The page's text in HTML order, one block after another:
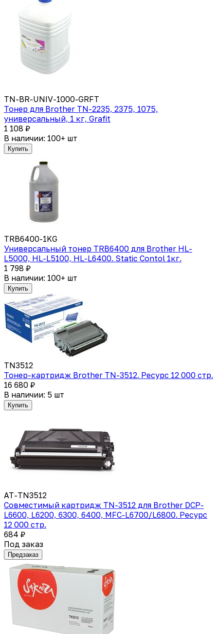
TN-BR-UNIV-1000-GRFT
Тонер для Brother TN-2235, 2375, 1075,
универсальный, 1 кг, Grafit
1 108 ₽
В наличии: 100+ шт
Купить
TRB6400-1KG
Универсальный тонер TRB6400 для Brother HL-
L5000, HL-L5100, HL-L6400. Static Contol 1кг.
1 798 ₽
В наличии: 100+ шт
Купить
TN3512
Тонер-картридж Brother TN-3512. Ресурс 12 000 стр.
16 680 ₽
В наличии: 5 шт
Купить
AT-TN3512
Совместимый картридж TN-3512 для Brother DCP-
L6600, L6200, 6300, 6400, MFC-L6700/L6800. Ресурс
12 000 стр.
684 ₽
Под заказ
Предзаказ